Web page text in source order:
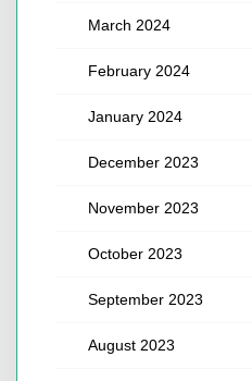
March 2024
February 2024
January 2024
December 2023
November 2023
October 2023
September 2023
August 2023